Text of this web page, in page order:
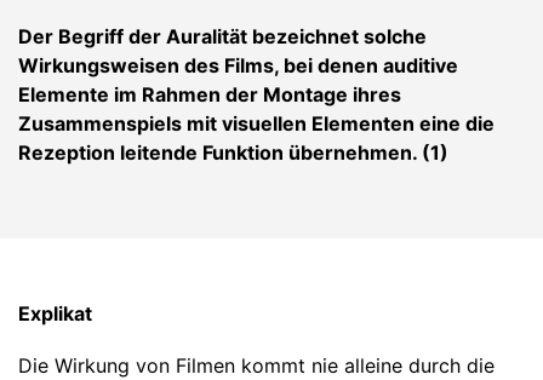
Der Begriff der Auralität bezeichnet solche
Wirkungsweisen des Films, bei denen auditive
Elemente im Rahmen der Montage ihres
Zusammenspiels mit visuellen Elementen eine die
Rezeption leitende Funktion übernehmen. (1)
Explikat
Die Wirkung von Filmen kommt nie alleine durch die